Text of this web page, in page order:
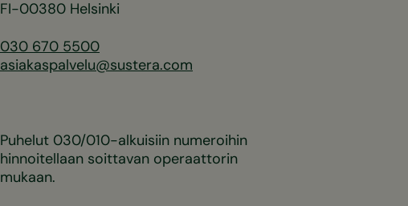
FI-00380 Helsinki
030 670 5500
asiakaspalvelu@sustera.com
Puhelut 030/010-alkuisiin numeroihin
hinnoitellaan soittavan operaattorin
mukaan.